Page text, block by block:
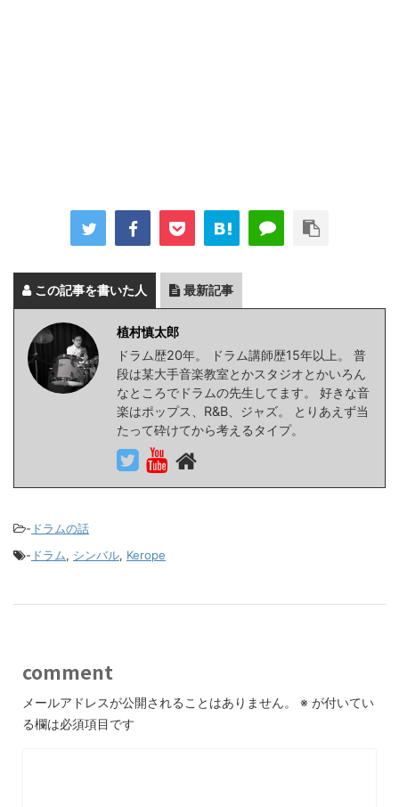
この記事を書いた人 最新記事
植村慎太郎
ドラム歴20年。 ドラム講師歴15年以上。 普
段は某大手音楽教室とかスタジオとかいろん
なところでドラムの先生してます。 好きな音
楽はポップス、R&B、ジャズ。 とりあえず当
たって砕けてから考えるタイプ。
- ドラムの話
- ドラム, シンバル, Kerope
comment
メールアドレスが公開されることはありません。 ※ が付いてい
る欄は必須項目です